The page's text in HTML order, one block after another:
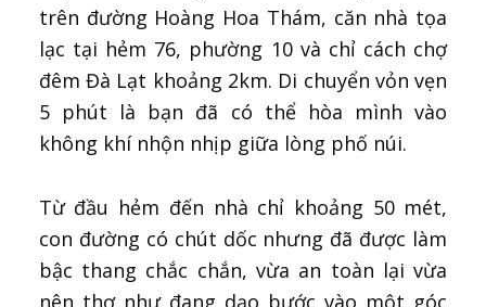
trên đường Hoàng Hoa Thám, căn nhà tọa
lạc tại hẻm 76, phường 10 và chỉ cách chợ
đêm Đà Lạt khoảng 2km. Di chuyển vỏn vẹn
5 phút là bạn đã có thể hòa mình vào
không khí nhộn nhịp giữa lòng phố núi.
Từ đầu hẻm đến nhà chỉ khoảng 50 mét,
con đường có chút dốc nhưng đã được làm
bậc thang chắc chắn, vừa an toàn lại vừa
nên thơ như đang dạo bước vào một góc